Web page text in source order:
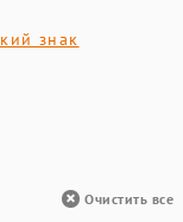
знак
Очистить все